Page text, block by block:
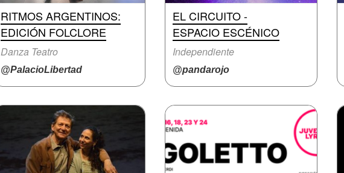
RITMOS ARGENTINOS:
EDICIÓN FOLCLORE
Danza Teatro
@PalacioLibertad
EL CIRCUITO -
ESPACIO ESCÉNICO
Independiente
@pandarojo